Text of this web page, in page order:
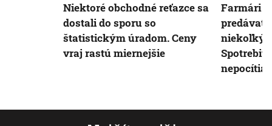
Niektoré obchodné reťazce sa
dostali do sporu so
štatistickým úradom. Ceny
vraj rastú miernejšie
Farmári
predávať
nepocítia